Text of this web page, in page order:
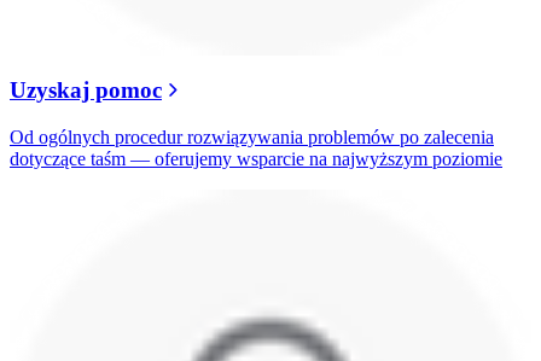
Uzyskaj pomoc
Od ogólnych procedur rozwiązywania problemów po zalecenia
dotyczące taśm — oferujemy wsparcie na najwyższym poziomie